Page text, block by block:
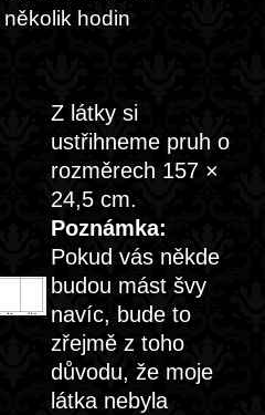
několik hodin
Z látky si
ustřihneme pruh o
rozměrech 157 ×
24,5 cm.
Poznámka:
Pokud vás někde
budou mást švy
navíc, bude to
zřejmě z toho
důvodu, že moje
látka nebyla